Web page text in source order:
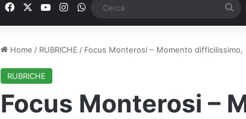
FacebookYou TubeInstagram
WhatsApp
Home / RUBRICHE / Focus Monterosi – Momento
RUBRICHE
Focus Monterosi –